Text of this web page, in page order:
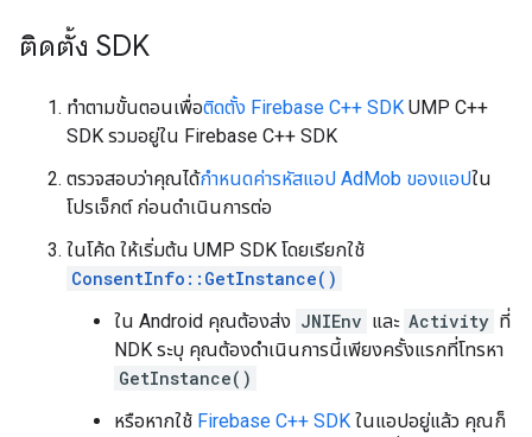
ติดตั้ง SDK
ทําตามขั้นตอนเพื่อติดตั้ง Firebase C++ SDK UMP C++
SDK รวมอยู่ใน Firebase C++ SDK
ตรวจสอบว่าคุณได้กำหนดค่ารหัสแอป AdMob ของแอปใน
โปรเจ็กต์ ก่อนดำเนินการต่อ
ในโค้ด ให้เริ่มต้น UMP SDK โดยเรียกใช้
ConsentInfo::GetInstance()
ใน Android คุณต้องส่ง JNIEnv และ Activity ที่
NDK ระบุ คุณต้องดำเนินการนี้เพียงครั้งแรกที่โทรหา
GetInstance()
หรือหากใช้ Firebase C++ SDK ในแอปอยู่แล้ว คุณก็